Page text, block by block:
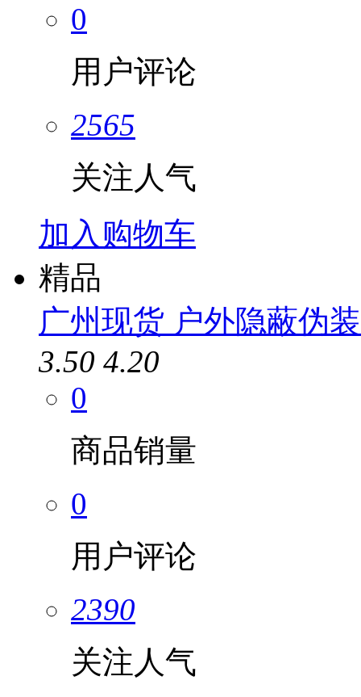
0
用户评论
2565
关注人气
加入购物车
精品
广州现货 户外隐蔽伪
3.50 4.20
0
商品销量
0
用户评论
2390
关注人气